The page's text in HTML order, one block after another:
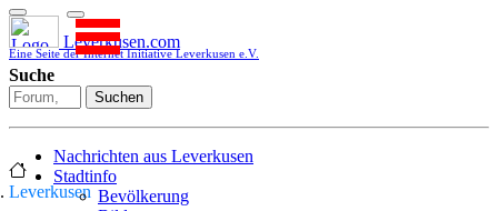
Leverkusen.com
Eine Seite der Internet Initiative Leverkusen e.V.
Suche
Suchen
Nachrichten aus Leverkusen
Stadtinfo
Bevölkerung
Leverkusen